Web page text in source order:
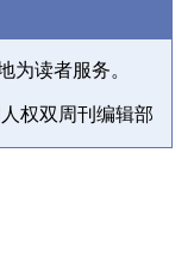
为读者服务。
权双周刊编辑部